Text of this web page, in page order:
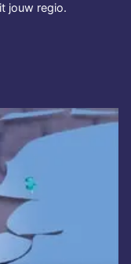
jouw regio.